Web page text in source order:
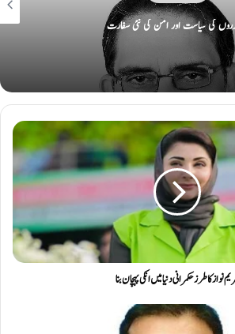
کی سیاست اور امن کی نئی سفارت
نواز کا طرز حکمرانی دنیا میں انکی پہچان بنا